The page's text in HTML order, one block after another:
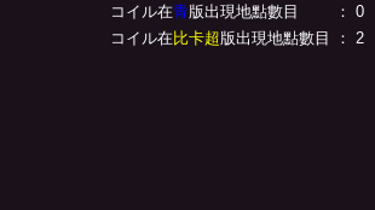
コイル在青版出現地點數目
： 0
コイル在比卡超版出現地點數目 ： 2